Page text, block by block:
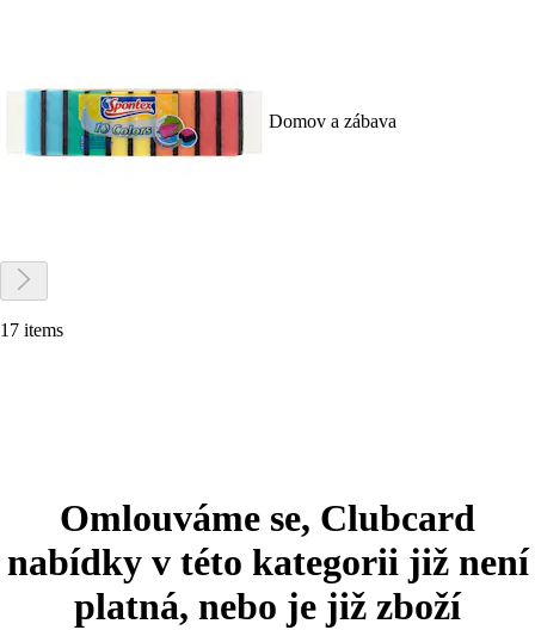
Domov a zábava
17 items
Omlouváme se, Clubcard
nabídky v této kategorii již není
platná, nebo je již zboží